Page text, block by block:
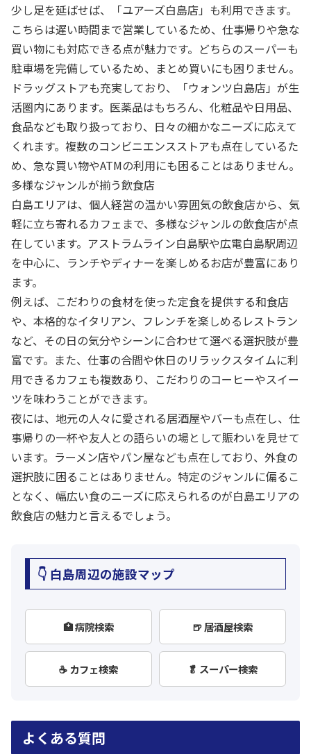
少し足を延ばせば、「ユアーズ白島店」も利用できます。
こちらは遅い時間まで営業しているため、仕事帰りや急な
買い物にも対応できる点が魅力です。どちらのスーパーも
駐車場を完備しているため、まとめ買いにも困りません。
ドラッグストアも充実しており、「ウォンツ白島店」が生
活圏内にあります。医薬品はもちろん、化粧品や日用品、
食品なども取り扱っており、日々の細かなニーズに応えて
くれます。複数のコンビニエンスストアも点在しているた
め、急な買い物やATMの利用にも困ることはありません。
多様なジャンルが揃う飲食店
白島エリアは、個人経営の温かい雰囲気の飲食店から、気
軽に立ち寄れるカフェまで、多様なジャンルの飲食店が点
在しています。アストラムライン白島駅や広電白島駅周辺
を中心に、ランチやディナーを楽しめるお店が豊富にあり
ます。
例えば、こだわりの食材を使った定食を提供する和食店
や、本格的なイタリアン、フレンチを楽しめるレストラン
など、その日の気分やシーンに合わせて選べる選択肢が豊
富です。また、仕事の合間や休日のリラックスタイムに利
用できるカフェも複数あり、こだわりのコーヒーやスイー
ツを味わうことができます。
夜には、地元の人々に愛される居酒屋やバーも点在し、仕
事帰りの一杯や友人との語らいの場として賑わいを見せて
います。ラーメン店やパン屋なども点在しており、外食の
選択肢に困ることはありません。特定のジャンルに偏るこ
となく、幅広い食のニーズに応えられるのが白島エリアの
飲食店の魅力と言えるでしょう。
👇 白島周辺の施設マップ
🏥 病院検索 🍺 居酒屋検索
☕ カフェ検索 🥬 スーパー検索
よくある質問